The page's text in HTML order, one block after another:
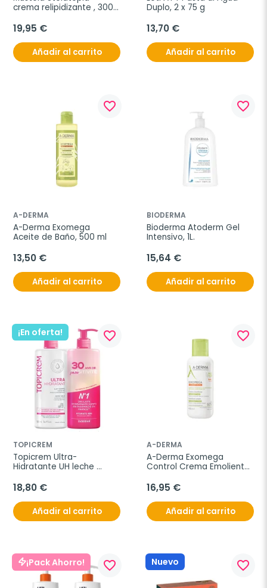
crema relipidizante , 300
19,95 €
Añadir al carrito
Duplo, 2 x 75 g
13,70 €
Añadir al carrito
favorite_border
A-DERMA
A-Derma Exomega
Aceite de Baño, 500 ml
13,50 €
Añadir al carrito
favorite_border
BIODERMA
Bioderma Atoderm Gel
Intensivo, 1L.
15,64 €
Añadir al carrito
¡En oferta! favorite_border
TOPICREM
Topicrem Ultra-
Hidratante UH leche
2x500 ml
18,80 €
Añadir al carrito
favorite_border
A-DERMA
A-Derma Exomega
Control Crema Emoliente,
16,95 €
Añadir al carrito
¡Pack Ahorro! favorite_border Nuevo favorite_border